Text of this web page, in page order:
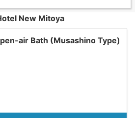
New Mitoya
air Bath (Musashino Type)